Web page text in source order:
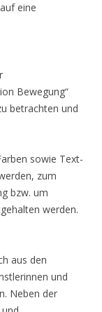
eine
Bewegung“
betrachten und
sowie Text-
zum
bzw. um
werden.
aus den
und
Neben der